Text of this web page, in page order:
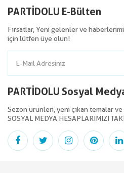
PARTİDOLU E-Bülten
Fırsatlar, Yeni gelenler ve
için lütfen üye olun!
PARTİDOLU Sosyal
Sezon ürünleri, yeni çıkan temalar ve
SOSYAL MEDYA HESAPLARIMIZI